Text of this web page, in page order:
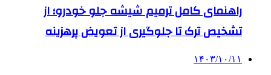
راهنمای کامل ترمیم شیشه جلو خودرو؛ از
تشخیص ترک تا جلوگیری از تعویض پرهزینه
۱۴۰۳/۱۰/۱۱